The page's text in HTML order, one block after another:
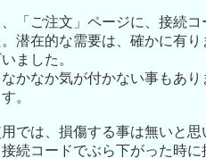
「ご注文」ページに、接続
潜在的な需要は、確かに有り
ました。
かなか気が付かない事もあ
。
では、損傷する事は無いと
続コードでぶら下がった時